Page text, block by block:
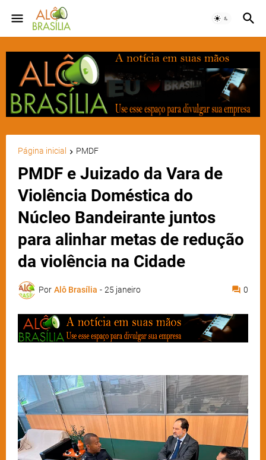
Página inicial PMDF
PMDF e Juizado da Vara de
Violência Doméstica do
Núcleo Bandeirante juntos
para alinhar metas de redução
da violência na Cidade
Por Alô Brasília - 25 janeiro 0